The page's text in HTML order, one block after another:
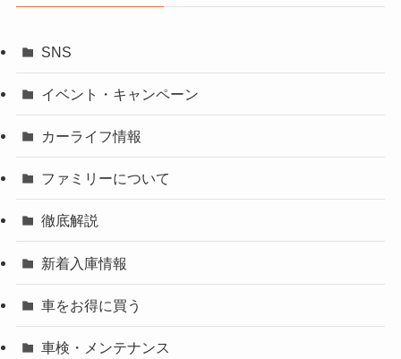
SNS
イベント・キャンペーン
カーライフ情報
ファミリーについて
徹底解説
新着入庫情報
車をお得に買う
車検・メンテナンス